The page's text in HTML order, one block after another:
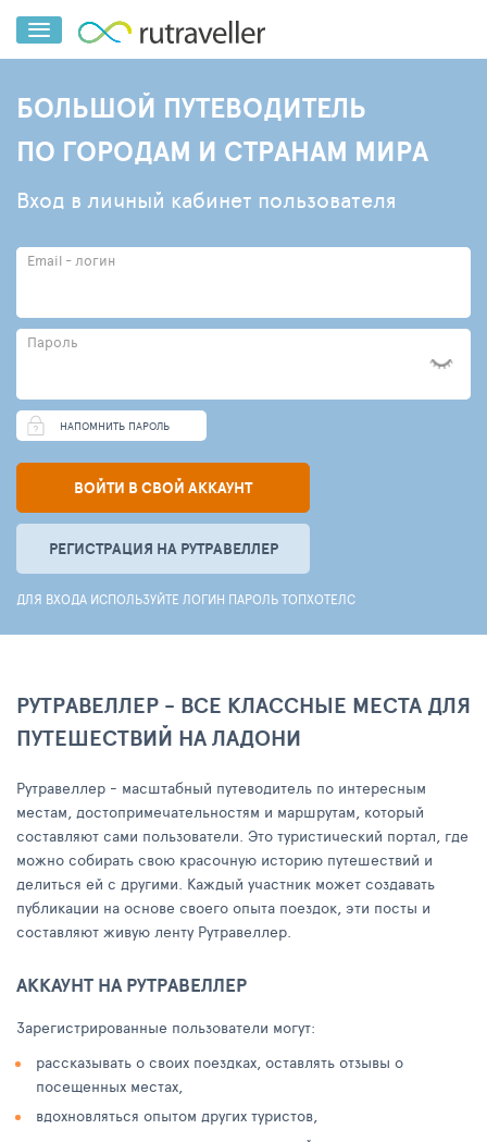
БОЛЬШОЙ ПУТЕВОДИТЕЛЬ
ПО ГОРОДАМ И СТРАНАМ МИРА
Вход в личный кабинет пользователя
Email - логин
Пароль
НАПОМНИТЬ ПАРОЛЬ
ВОЙТИ В СВОЙ АККАУНТ
РЕГИСТРАЦИЯ НА РУТРАВЕЛЛЕР
ДЛЯ ВХОДА ИСПОЛЬЗУЙТЕ ЛОГИН ПАРОЛЬ ТОПХОТЕЛС
РУТРАВЕЛЛЕР - ВСЕ КЛАССНЫЕ МЕСТА ДЛЯ
ПУТЕШЕСТВИЙ НА ЛАДОНИ
Рутравеллер - масштабный путеводитель по интересным
местам, достопримечательностям и маршрутам, который
составляют сами пользователи. Это туристический портал, где
можно собирать свою красочную историю путешествий и
делиться ей с другими. Каждый участник может создавать
публикации на основе своего опыта поездок, эти посты и
составляют живую ленту Рутравеллер.
АККАУНТ НА РУТРАВЕЛЛЕР
Зарегистрированные пользователи могут:
рассказывать о своих поездках, оставлять отзывы о
посещенных местах,
вдохновляться опытом других туристов,